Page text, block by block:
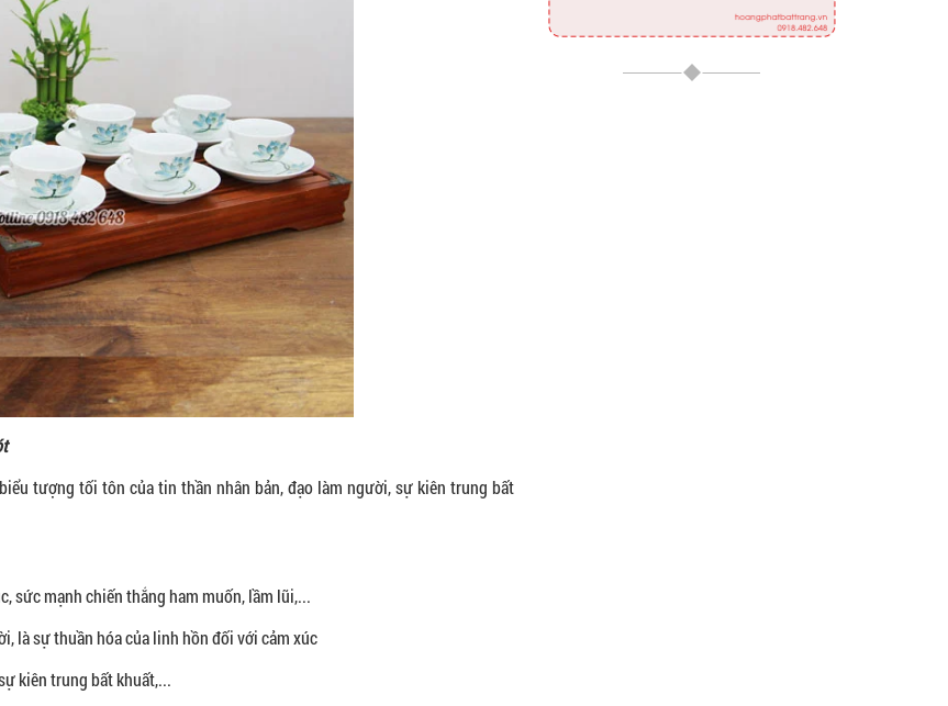
tượng tối tôn của tin thần nhân bản, đạo làm người, sự kiên trung bất
sức mạnh chiến thắng ham muốn, lầm lũi,...
là sự thuần hóa của linh hồn đối với cảm xúc
kiên trung bất khuất,...